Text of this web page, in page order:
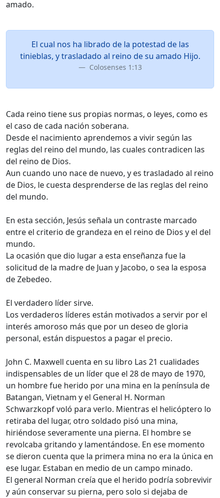
amado.
El cual nos ha librado de la potestad de las
tinieblas, y trasladado al reino de su amado Hijo.
Colosenses 1:13
Cada reino tiene sus propias normas, o leyes, como es
el caso de cada nación soberana.
Desde el nacimiento aprendemos a vivir según las
reglas del reino del mundo, las cuales contradicen las
del reino de Dios.
Aun cuando uno nace de nuevo, y es trasladado al reino
de Dios, le cuesta desprenderse de las reglas del reino
del mundo.
En esta sección, Jesús señala un contraste marcado
entre el criterio de grandeza en el reino de Dios y el del
mundo.
La ocasión que dio lugar a esta enseñanza fue la
solicitud de la madre de Juan y Jacobo, o sea la esposa
de Zebedeo.
El verdadero líder sirve.
Los verdaderos líderes están motivados a servir por el
interés amoroso más que por un deseo de gloria
personal, están dispuestos a pagar el precio.
John C. Maxwell cuenta en su libro Las 21 cualidades
indispensables de un líder que el 28 de mayo de 1970,
un hombre fue herido por una mina en la península de
Batangan, Vietnam y el General H. Norman
Schwarzkopf voló para verlo. Mientras el helicóptero lo
retiraba del lugar, otro soldado pisó una mina,
hiriéndose severamente una pierna. El hombre se
revolcaba gritando y lamentándose. En ese momento
se dieron cuenta que la primera mina no era la única en
ese lugar. Estaban en medio de un campo minado.
El general Norman creía que el herido podría sobrevivir
y aún conservar su pierna, pero solo si dejaba de